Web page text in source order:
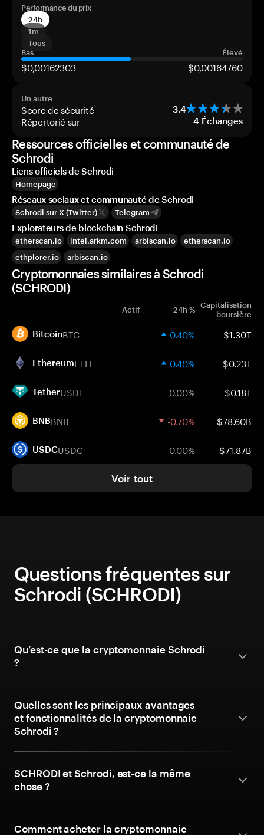
Performance du prix
24h
1m
Tous
Bas
Élevé
$0,00162303 $0,00164760
Un autre
Score de sécurité 3.4
Répertorié sur 4 Échanges
Ressources officielles et communauté de
Schrodi
Liens officiels de Schrodi
Homepage
Réseaux sociaux et communauté de Schrodi
Schrodi sur X (Twitter) Telegram
Explorateurs de blockchain Schrodi
etherscan.io intel.arkm.com arbiscan.io
etherscan.io
ethplorer.io
arbiscan.io
Cryptomonnaies similaires à Schrodi
(SCHRODI)
Actif 24h % Capitalisation
boursière
BitcoinBTC 0.40% $1.30T
EthereumETH 0.40% $0.23T
TetherUSDT 0.00% $0.18T
BNBBNB -0.70% $78.60B
USDCUSDC 0.00% $71.87B
Voir tout
Questions fréquentes sur
Schrodi (SCHRODI)
Qu’est-ce que la cryptomonnaie Schrodi
?
Quelles sont les principaux avantages
et fonctionnalités de la cryptomonnaie
Schrodi ?
SCHRODI et Schrodi, est-ce la même
chose ?
Comment acheter la cryptomonnaie